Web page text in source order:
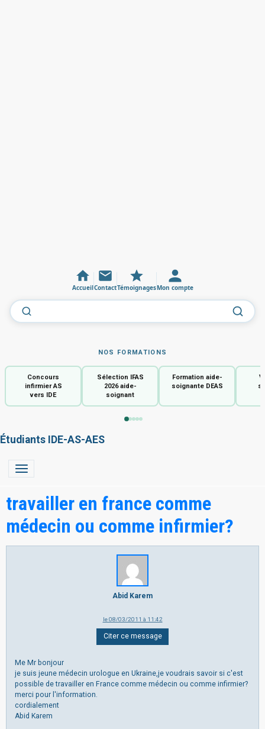
AccueilContactTémoignagesMon compte
NOS FORMATIONS
Concours
infirmier AS
vers IDE
Sélection IFAS
2026 aide-
soignant
Formation aide-
soignante DEAS
Étudiants IDE-AS-AES
travailler en france comme
médecin ou comme infirmier?
Abid Karem
le 08/03/2011 à 11:42
Citer ce message
Me Mr bonjour
je suis jeune médecin urologue en Ukraine,je voudrais savoir si c'est
possible de travailler en France comme médecin ou comme infirmier?
merci pour l'information.
cordialement
Abid Karem